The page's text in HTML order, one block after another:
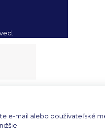
e-mail alebo používateľské
nižšie.